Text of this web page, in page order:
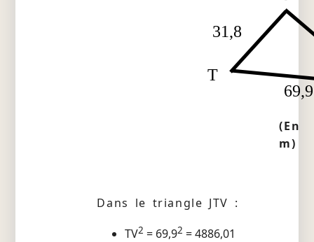
T
31,8
69,9
(En
m)
Dans le triangle JTV :
TV2 = 69,92 = 4886,01